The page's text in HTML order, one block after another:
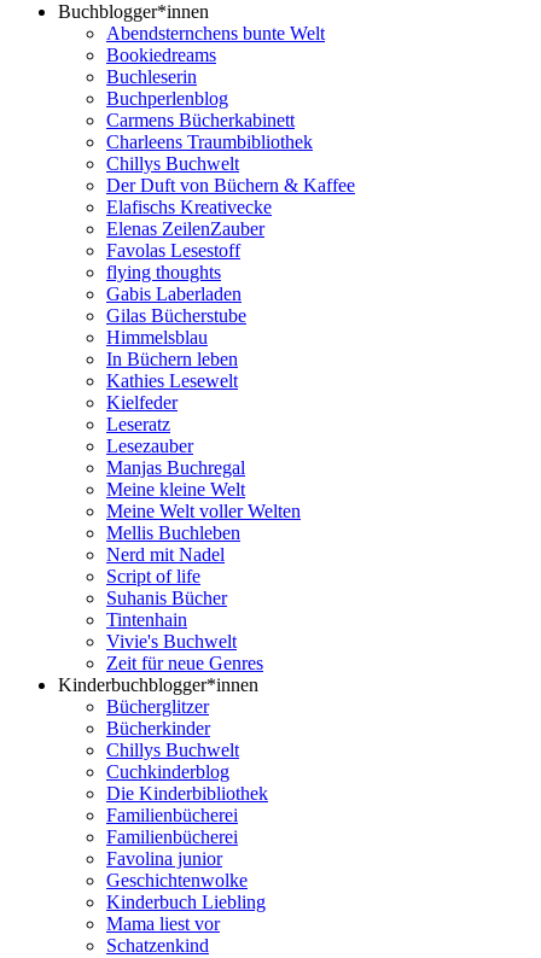
Buchblogger*innen
Abendsternchens bunte Welt
Bookiedreams
Buchleserin
Buchperlenblog
Carmens Bücherkabinett
Charleens Traumbibliothek
Chillys Buchwelt
Der Duft von Büchern & Kaffee
Elafischs Kreativecke
Elenas ZeilenZauber
Favolas Lesestoff
flying thoughts
Gabis Laberladen
Gilas Bücherstube
Himmelsblau
In Büchern leben
Kathies Lesewelt
Kielfeder
Leseratz
Lesezauber
Manjas Buchregal
Meine kleine Welt
Meine Welt voller Welten
Mellis Buchleben
Nerd mit Nadel
Script of life
Suhanis Bücher
Tintenhain
Vivie's Buchwelt
Zeit für neue Genres
Kinderbuchblogger*innen
Bücherglitzer
Bücherkinder
Chillys Buchwelt
Cuchkinderblog
Die Kinderbibliothek
Familienbücherei
Familienbücherei
Favolina junior
Geschichtenwolke
Kinderbuch Liebling
Mama liest vor
Schatzenkind